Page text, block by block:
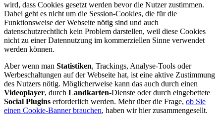
wird, dass Cookies gesetzt werden bevor die Nutzer zustimmen.
Dabei geht es nicht um die Session-Cookies, die für die
Funktionsweise der Webseite nötig sind und auch
datenschutzrechtlich kein Problem darstellen, weil diese Cookies
nicht zu einer Datennutzung im kommerziellen Sinne verwendet
werden können.
Aber wenn man Statistiken, Trackings, Analyse-Tools oder
Werbeschaltungen auf der Webseite hat, ist eine aktive Zustimmung
des Nutzers nötig. Möglicherweise kann das auch durch einen
Videoplayer, durch Landkarten-Dienste oder durch eingebettete
Social Plugins erforderlich werden. Mehr über die Frage, ob Sie
einen Cookie-Banner brauchen, haben wir hier zusammengesellt.